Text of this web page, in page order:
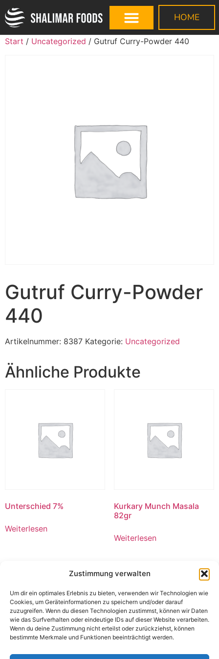
Zustimmung verwalten
Um dir ein optimales Erlebnis zu bieten, verwenden wir Technologien wie
Cookies, um Geräteinformationen zu speichern und/oder darauf
zuzugreifen. Wenn du diesen Technologien zustimmst, können wir Daten
wie das Surfverhalten oder eindeutige IDs auf dieser Website verarbeiten.
Wenn du deine Zustimmung nicht erteilst oder zurückziehst, können
bestimmte Merkmale und Funktionen beeinträchtigt werden.
HOME
Start / Uncategorized / Gutruf Curry-Powder 440
Gutruf Curry-Powder
440
Artikelnummer: 8387 Kategorie: Uncategorized
Ähnliche Produkte
Unterschied 7%
Weiterlesen
Kurkary Munch Masala
82gr
Weiterlesen